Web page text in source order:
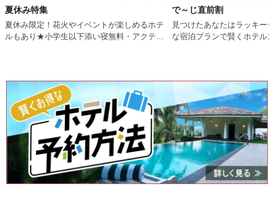
夏休み特集
夏休み限定！花火やイベントが楽しめるホテ
ルもあり★小学生以下添い寝無料・アクティ
で～じ直前割
見つけたあなたはラッキー
な宿泊プランで賢くホテル